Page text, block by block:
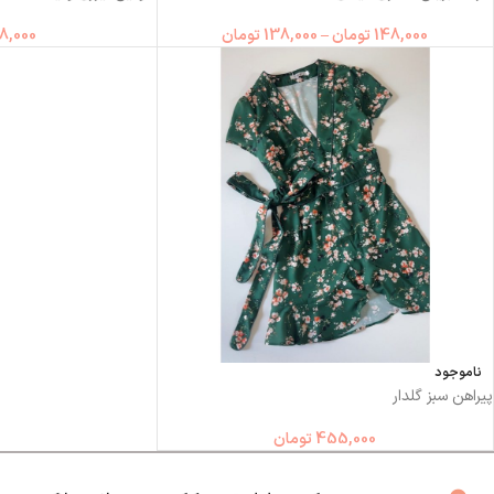
148,000 تومان–
138,000 تومان
ناموجود
پیراهن سبز گلدار
455,000 تومان